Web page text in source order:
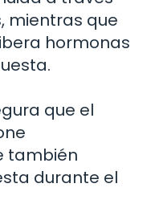
mientras que
hormonas
que el
también
durante el